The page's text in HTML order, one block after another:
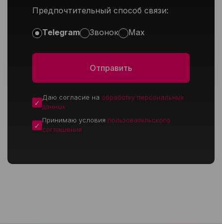
Предпочтительный способ связи:
Telegram Звонок Max
Даю согласие на обработку персональных
данных
Принимаю условия пользовательского
соглашения